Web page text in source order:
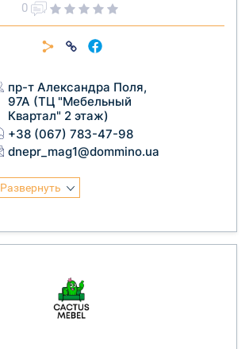
0
пр-т Александра Поля,
97А (ТЦ "Мебельный
Квартал" 2 этаж)
+38 (067) 783-47-98
dnepr_mag1@dommino.ua
Развернуть